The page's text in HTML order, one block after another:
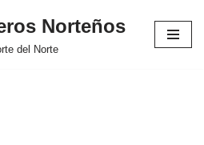
Norteños
del Norte